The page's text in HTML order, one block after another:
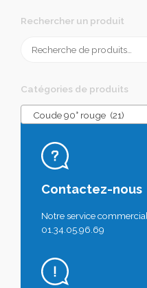
Rechercher un produit
pour :
Catégories de produits
Coude 90° rouge (21)
Contactez-nous
Notre service
01.34.05.96.69